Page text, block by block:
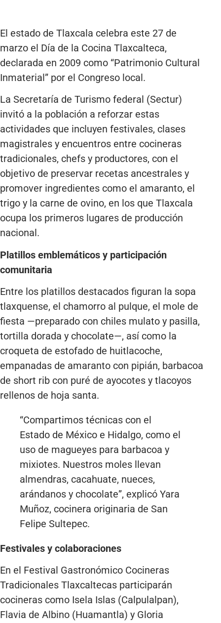
El estado de Tlaxcala celebra este 27 de
marzo el Día de la Cocina Tlaxcalteca,
declarada en 2009 como “Patrimonio Cultural
Inmaterial” por el Congreso local.
La Secretaría de Turismo federal (Sectur)
invitó a la población a reforzar estas
actividades que incluyen festivales, clases
magistrales y encuentros entre cocineras
tradicionales, chefs y productores, con el
objetivo de preservar recetas ancestrales y
promover ingredientes como el amaranto, el
trigo y la carne de ovino, en los que Tlaxcala
ocupa los primeros lugares de producción
nacional.
Platillos emblemáticos y participación
comunitaria
Entre los platillos destacados figuran la sopa
tlaxquense, el chamorro al pulque, el mole de
fiesta —preparado con chiles mulato y pasilla,
tortilla dorada y chocolate—, así como la
croqueta de estofado de huitlacoche,
empanadas de amaranto con pipián, barbacoa
de short rib con puré de ayocotes y tlacoyos
rellenos de hoja santa.
“Compartimos técnicas con el
Estado de México e Hidalgo, como el
uso de magueyes para barbacoa y
mixiotes. Nuestros moles llevan
almendras, cacahuate, nueces,
arándanos y chocolate”, explicó Yara
Muñoz, cocinera originaria de San
Felipe Sultepec.
Festivales y colaboraciones
En el Festival Gastronómico Cocineras
Tradicionales Tlaxcaltecas participarán
cocineras como Isela Islas (Calpulalpan),
Flavia de Albino (Huamantla) y Gloria